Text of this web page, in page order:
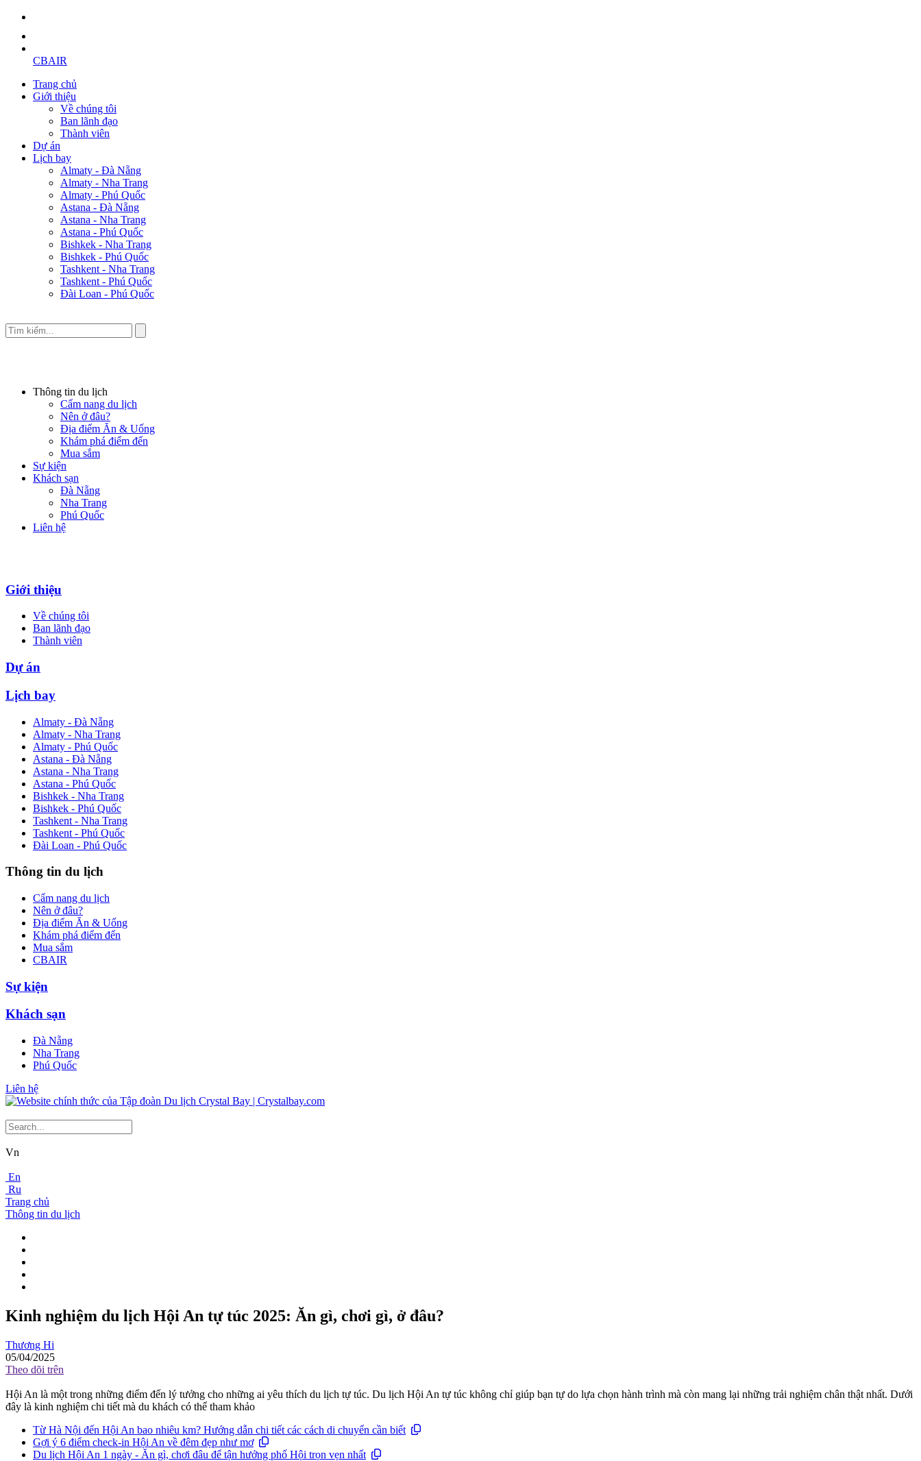
CBAIR
Trang chủ
Giới thiệu
Về chúng tôi
Ban lãnh đạo
Thành viên
Dự án
Lịch bay
Almaty - Đà Nẵng
Almaty - Nha Trang
Almaty - Phú Quốc
Astana - Đà Nẵng
Astana - Nha Trang
Astana - Phú Quốc
Bishkek - Nha Trang
Bishkek - Phú Quốc
Tashkent - Nha Trang
Tashkent - Phú Quốc
Đài Loan - Phú Quốc
Thông tin du lịch
Cẩm nang du lịch
Nên ở đâu?
Địa điểm Ăn & Uống
Khám phá điểm đến
Mua sắm
Sự kiện
Khách sạn
Đà Nẵng
Nha Trang
Phú Quốc
Liên hệ
Giới thiệu
Về chúng tôi
Ban lãnh đạo
Thành viên
Dự án
Lịch bay
Almaty - Đà Nẵng
Almaty - Nha Trang
Almaty - Phú Quốc
Astana - Đà Nẵng
Astana - Nha Trang
Astana - Phú Quốc
Bishkek - Nha Trang
Bishkek - Phú Quốc
Tashkent - Nha Trang
Tashkent - Phú Quốc
Đài Loan - Phú Quốc
Thông tin du lịch
Cẩm nang du lịch
Nên ở đâu?
Địa điểm Ăn & Uống
Khám phá điểm đến
Mua sắm
CBAIR
Sự kiện
Khách sạn
Đà Nẵng
Nha Trang
Phú Quốc
Liên hệ
Vn
En
Ru
Trang chủ
Thông tin du lịch
Kinh nghiệm du lịch Hội An tự túc 2025: Ăn gì, chơi gì, ở đâu?
Thương Hi
05/04/2025
Theo dõi trên
Hội An là một trong những điểm đến lý tưởng cho những ai yêu thích du lịch tự túc. Du lịch Hội An tự túc không chỉ giúp bạn tự do lựa chọn hành trình mà còn mang lại những trải nghiệm chân thật nhất. Dưới
đây là kinh nghiệm chi tiết mà du khách có thể tham khảo
Từ Hà Nội đến Hội An bao nhiêu km? Hướng dẫn chi tiết các cách di chuyển cần biết
Gợi ý 6 điểm check-in Hội An về đêm đẹp như mơ
Du lịch Hội An 1 ngày - Ăn gì, chơi đâu để tận hưởng phố Hội trọn vẹn nhất